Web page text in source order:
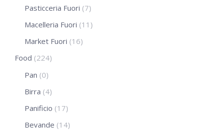
Pasticceria Fuori (7)
Macelleria Fuori (11)
Market Fuori (16)
Food (224)
Pan (0)
Birra (4)
Panificio (17)
Bevande (14)